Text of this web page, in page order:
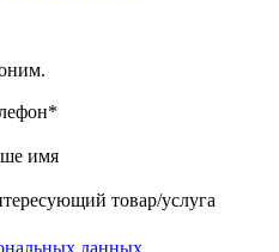
*
имя
товар/услуга